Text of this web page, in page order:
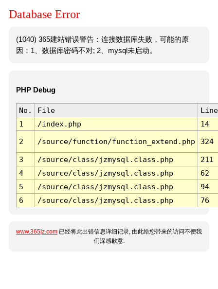
Database Error
(1040) 365建站错误警告：连接数据库失败，可能的原
因：1、数据库密码不对; 2、mysql未启动。
PHP Debug
No. File
Line
1
/index.php 14
2 /source/function/function_extend.php 324
3 /source/class/jzmysql.class.php
211
4
/source/class/jzmysql.class.php
62
5
/source/class/jzmysql.class.php
94
6
/source/class/jzmysql.class.php 76
www.365jz.com 已经将此出错信息详细记录, 由此给您带来的访问不便我
们深感歉意.